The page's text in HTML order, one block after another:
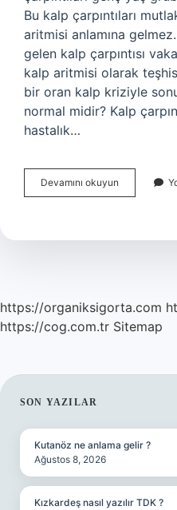
Bu kalp çarpıntıları
aritmisi anlamına
gelen kalp çarpıntısı
kalp aritmisi olarak
bir oran kalp kriziyle
normal midir? Kalp
hastalık…
Devamını okuyun
Kalpte
Mu
https://organiksigorta.com
https://cog.com.tr Sitemap
SIDEBAR
SON YAZILAR
Kutanöz ne anlama gelir ?
Ağustos 8, 2026
Kızkardeş nasıl yazılır TDK ?